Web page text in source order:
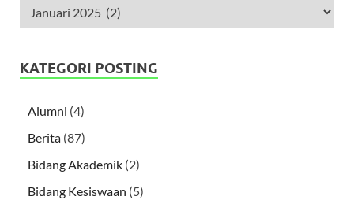
KATEGORI POSTING
Alumni (4)
Berita (87)
Bidang Akademik (2)
Bidang Kesiswaan (5)